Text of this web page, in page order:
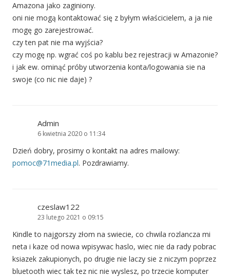
Amazona jako zaginiony.
oni nie mogą kontaktować się z byłym właścicielem, a ja nie
mogę go zarejestrować.
czy ten pat nie ma wyjścia?
czy mogę np. wgrać coś po kablu bez rejestracji w Amazonie?
i jak ew. ominąć próby utworzenia konta/logowania sie na
swoje (co nic nie daje) ?
Admin
6 kwietnia 2020 o 11:34
Dzień dobry, prosimy o kontakt na adres mailowy:
pomoc@71media.pl. Pozdrawiamy.
czeslaw122
23 lutego 2021 o 09:15
Kindle to najgorszy złom na swiecie, co chwila rozlancza mi
neta i kaze od nowa wpisywac haslo, wiec nie da rady pobrac
ksiazek zakupionych, po drugie nie laczy sie z niczym poprzez
bluetooth wiec tak tez nic nie wyslesz, po trzecie komputer